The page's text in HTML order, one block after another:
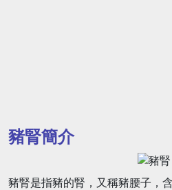
豬腎簡介
豬腎是指豬的腎，又稱豬腰子，